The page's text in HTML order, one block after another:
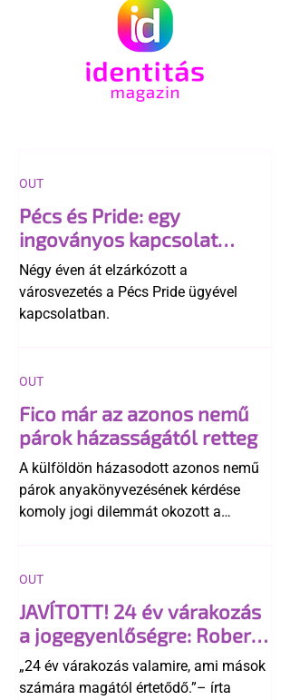
Pécs és Pride: egy
ingoványos kapcsolat
története
Négy éven át elzárkózott a
városvezetés a Pécs Pride ügyével
kapcsolatban.
OUT
Fico már az azonos nemű
párok házasságától retteg
A külföldön házasodott azonos nemű
párok anyakönyvezésének kérdése
komoly jogi dilemmát okozott a
egyértelműen tiltja a házasságuk
elismerését. Közben az ellenzéken belül
is vita robbant ki arról, hogy vissza
kellene-e vonni a kormány konzervatív
alkotmánymódosítását
OUT
JAVÍTOTT! 24 év várakozás
a jogegyenlőségre: Robert
Biedroń megindító üzenete
a lengyel bejegyzett
„24 év várakozás valamire, ami mások
számára magától értetődő.”– írta
OUT